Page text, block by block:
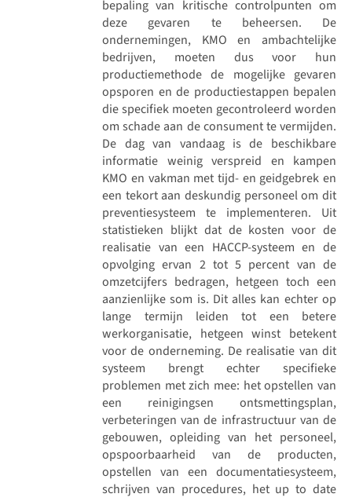
bepaling van kritische controlpunten om
deze gevaren te beheersen. De
ondernemingen, KMO en ambachtelijke
bedrijven, moeten dus voor hun
productiemethode de mogelijke gevaren
opsporen en de productiestappen bepalen
die specifiek moeten gecontroleerd worden
om schade aan de consument te vermijden.
De dag van vandaag is de beschikbare
informatie weinig verspreid en kampen
KMO en vakman met tijd- en geidgebrek en
een tekort aan deskundig personeel om dit
preventiesysteem te implementeren. Uit
statistieken blijkt dat de kosten voor de
realisatie van een HACCP-systeem en de
opvolging ervan 2 tot 5 percent van de
omzetcijfers bedragen, hetgeen toch een
aanzienlijke som is. Dit alles kan echter op
lange termijn leiden tot een betere
werkorganisatie, hetgeen winst betekent
voor de onderneming. De realisatie van dit
systeem brengt echter specifieke
problemen met zich mee: het opstellen van
een reinigingsen ontsmettingsplan,
verbeteringen van de infrastructuur van de
gebouwen, opleiding van het personeel,
opspoorbaarheid van de producten,
opstellen van een documentatiesysteem,
schrijven van procedures, het up to date